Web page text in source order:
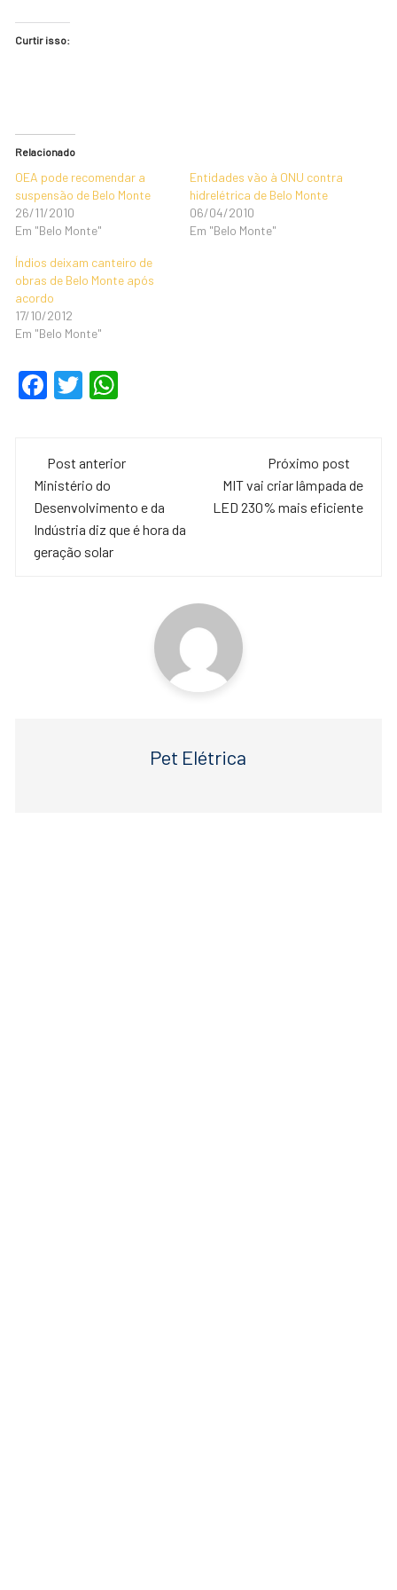
Curtir isso:
Relacionado
OEA pode recomendar a
suspensão de Belo Monte
26/11/2010
Em "Belo Monte"
Entidades vão à ONU contra
hidrelétrica de Belo Monte
06/04/2010
Em "Belo Monte"
Índios deixam canteiro de
obras de Belo Monte após
acordo
17/10/2012
Em "Belo Monte"
F
e
b
o
o
T
er s
A
p
Navegação
de
post
Post anterior
Ministério do
Desenvolvimento e da
Indústria diz que é hora da
geração solar
Próximo post
MIT vai criar lâmpada de
LED 230% mais eficiente
Pet Elétrica